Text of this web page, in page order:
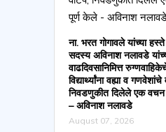
ना. भरत गोगावले यांच्या
सदस्य अविनाश नलावडे
वाढदिवसानिमित्त
विद्यार्थ्यांना वह्या व गणवेशांचे
निवडणुकीत दिलेले एक
– अविनाश नलावडे
August 07, 2026